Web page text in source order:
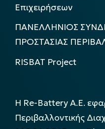
Επιχειρήσεων
ΠΑΝΕΛΛΗΝΙΟΣ
ΠΡΟΣΤΑΣΙΑΣ
RISBAT Project
Η Re-Battery Α.Ε.
Περιβαλλοντικής